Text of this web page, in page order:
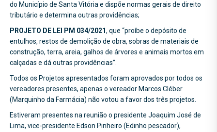
do Município de Santa Vitória e dispõe normas gerais de direito
tributário e determina outras providências;
PROJETO DE LEI PM 034/2021, que “proíbe o depósito de
entulhos, restos de demolição de obra, sobras de materiais de
construção, terra, areia, galhos de árvores e animais mortos em
calçadas e dá outras providências”.
Todos os Projetos apresentados foram aprovados por todos os
vereadores presentes, apenas o vereador Marcos Cléber
(Marquinho da Farmácia) não votou a favor dos três projetos.
Estiveram presentes na reunião o presidente Joaquim José de
Lima, vice-presidente Edson Pinheiro (Edinho pescador),